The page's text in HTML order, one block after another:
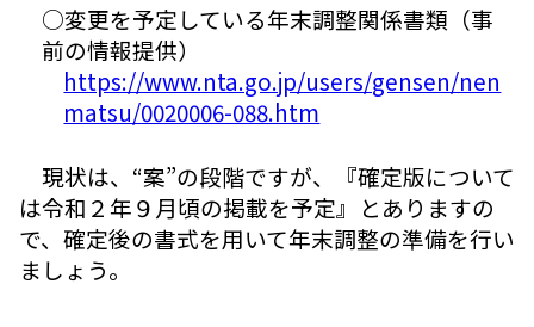
○変更を予定している年末調整関係書類（事
前の情報提供）
https://www.nta.go.jp/users/gensen/nen
matsu/0020006-088.htm
現状は、“案”の段階ですが、『確定版について
は令和２年９月頃の掲載を予定』とありますの
で、確定後の書式を用いて年末調整の準備を行い
ましょう。